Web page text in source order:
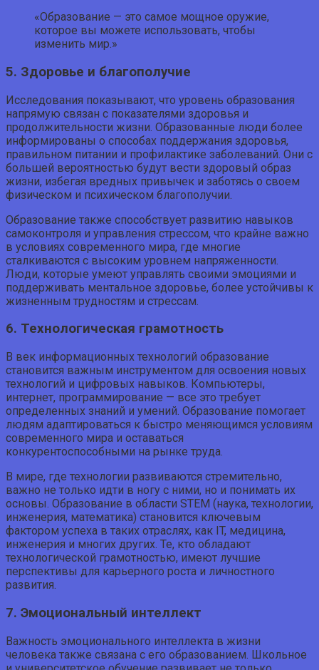
«Образование — это самое мощное оружие,
которое вы можете использовать, чтобы
изменить мир.»
5. Здоровье и благополучие
Исследования показывают, что уровень образования
напрямую связан с показателями здоровья и
продолжительности жизни. Образованные люди более
информированы о способах поддержания здоровья,
правильном питании и профилактике заболеваний. Они с
большей вероятностью будут вести здоровый образ
жизни, избегая вредных привычек и заботясь о своем
физическом и психическом благополучии.
Образование также способствует развитию навыков
самоконтроля и управления стрессом, что крайне важно
в условиях современного мира, где многие
сталкиваются с высоким уровнем напряженности.
Люди, которые умеют управлять своими эмоциями и
поддерживать ментальное здоровье, более устойчивы к
жизненным трудностям и стрессам.
6. Технологическая грамотность
В век информационных технологий образование
становится важным инструментом для освоения новых
технологий и цифровых навыков. Компьютеры,
интернет, программирование — все это требует
определенных знаний и умений. Образование помогает
людям адаптироваться к быстро меняющимся условиям
современного мира и оставаться
конкурентоспособными на рынке труда.
В мире, где технологии развиваются стремительно,
важно не только идти в ногу с ними, но и понимать их
основы. Образование в области STEM (наука, технологии,
инженерия, математика) становится ключевым
фактором успеха в таких отраслях, как IT, медицина,
инженерия и многих других. Те, кто обладают
технологической грамотностью, имеют лучшие
перспективы для карьерного роста и личностного
развития.
7. Эмоциональный интеллект
Важность эмоционального интеллекта в жизни
человека также связана с его образованием. Школьное